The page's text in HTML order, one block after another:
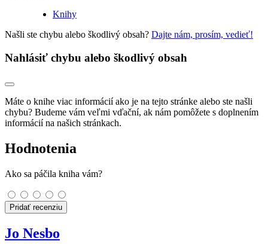
Knihy
Našli ste chybu alebo škodlivý obsah? Dajte nám, prosím, vedieť!
Nahlásiť chybu alebo škodlivý obsah
Máte o knihe viac informácií ako je na tejto stránke alebo ste našli
chybu? Budeme vám veľmi vďační, ak nám pomôžete s doplnením
informácií na našich stránkach.
Hodnotenia
Ako sa páčila kniha vám?
Pridať recenziu
Jo Nesbo